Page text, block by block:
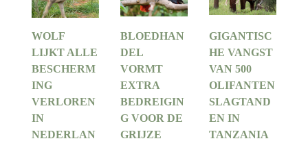
WOLF
LIJKT ALLE
BESCHERM
ING
VERLOREN
IN
NEDERLAN
BLOEDHAN
DEL
VORMT
EXTRA
BEDREIGIN
G VOOR DE
GRIJZE
GIGANTISC
HE VANGST
VAN 500
OLIFANTEN
SLAGTAND
EN IN
TANZANIA